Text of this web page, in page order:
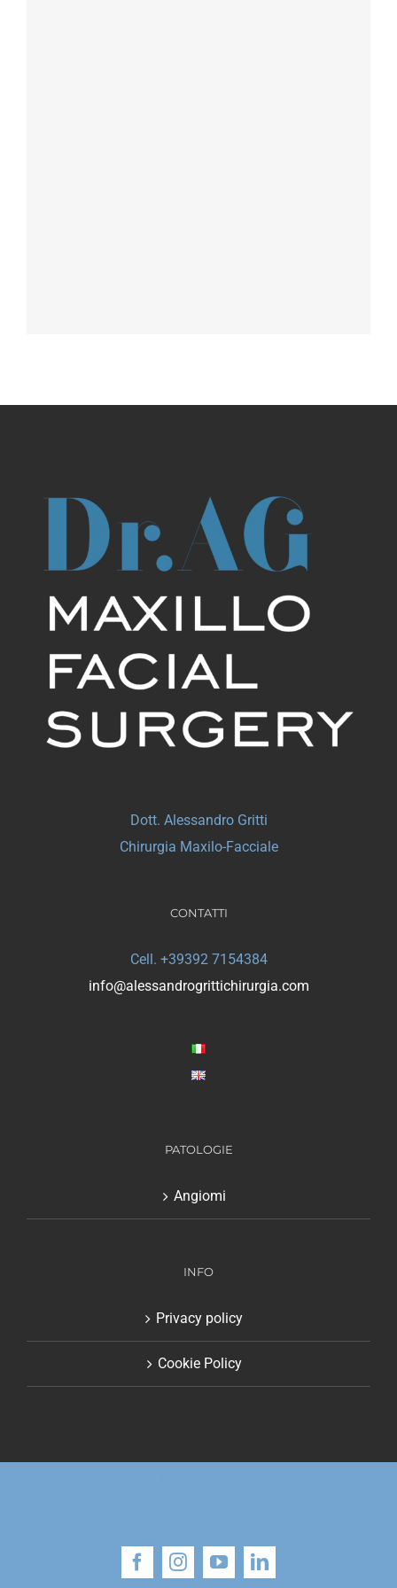
Dott. Alessandro Gritti
Chirurgia Maxilo-Facciale
CONTATTI
Cell. +39392 7154384
info@alessandrogrittichirurgia.com
PATOLOGIE
Angiomi
INFO
Privacy policy
Cookie Policy
FacebookInstagramYouTubeLinkedIn